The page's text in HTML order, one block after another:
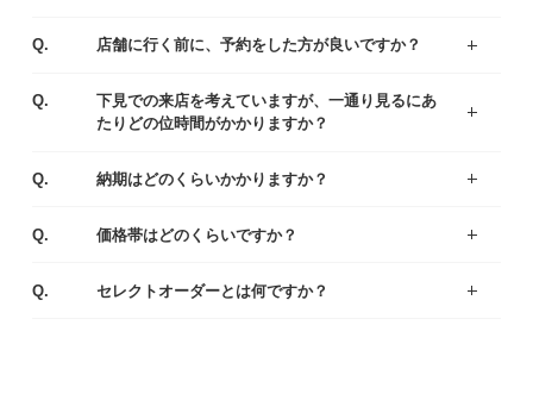
Q.
店舗に行く前に、予約をした方が良いですか？
Q.
下見での来店を考えていますが、一通り見るにあ
たりどの位時間がかかりますか？
Q.
納期はどのくらいかかりますか？
Q.
価格帯はどのくらいですか？
Q.
セレクトオーダーとは何ですか？